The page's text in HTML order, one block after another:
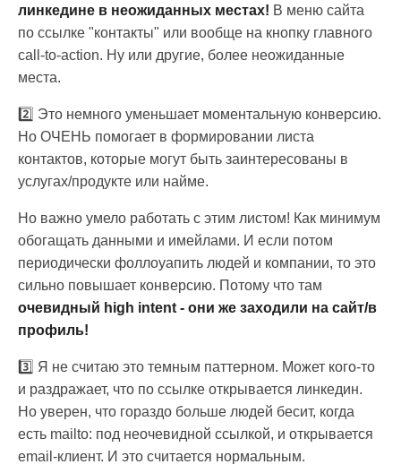
линкедине в неожиданных местах! В меню сайта
по ссылке "контакты" или вообще на кнопку главного
call-to-action. Ну или другие, более неожиданные
места.
2️⃣ Это немного уменьшает моментальную конверсию.
Но ОЧЕНЬ помогает в формировании листа
контактов, которые могут быть заинтересованы в
услугах/продукте или найме.
Но важно умело работать с этим листом! Как минимум
обогащать данными и имейлами. И если потом
периодически фоллоуапить людей и компании, то это
сильно повышает конверсию. Потому что там
очевидный high intent - они же заходили на сайт/в
профиль!
3️⃣ Я не считаю это темным паттерном. Может кого-то
и раздражает, что по ссылке открывается линкедин.
Но уверен, что гораздо больше людей бесит, когда
есть mailto: под неочевидной ссылкой, и открывается
email-клиент. И это считается нормальным.